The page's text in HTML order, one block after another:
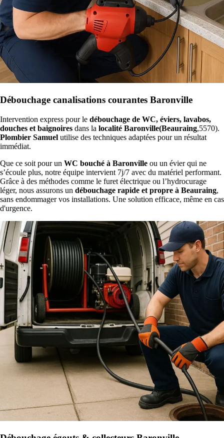
Débouchage canalisations courantes Baronville
Intervention express pour le débouchage de WC, éviers, lavabos,
douches et baignoires dans la localité Baronville(Beauraing,5570).
Plombier Samuel utilise des techniques adaptées pour un résultat
immédiat.
Que ce soit pour un WC bouché à Baronville ou un évier qui ne
s’écoule plus, notre équipe intervient 7j/7 avec du matériel performant.
Grâce à des méthodes comme le furet électrique ou l’hydrocurage
léger, nous assurons un débouchage rapide et propre à Beauraing,
sans endommager vos installations. Une solution efficace, même en cas
d'urgence.